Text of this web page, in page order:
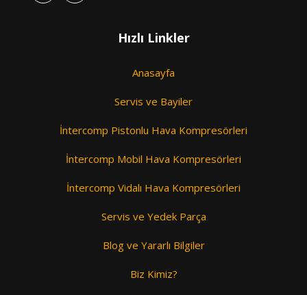
Hızlı Linkler
Anasayfa
Servis ve Bayiler
İntercomp Pistonlu Hava Kompresörleri
İntercomp Mobil Hava Kompresörleri
İntercomp Vidalı Hava Kompresörleri
Servis ve Yedek Parça
Blog ve Yararlı Bilgiler
Biz Kimiz?